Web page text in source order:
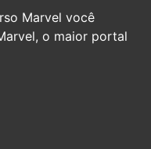
Marvel você
o maior portal